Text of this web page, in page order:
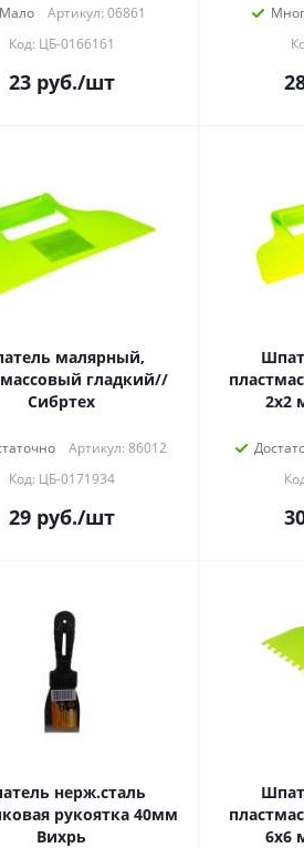
Мало
Артикул: 06861
Код: ЦБ-0166161
23руб./шт
малярный,
гладкий//
Сибртех
Артикул: 86012
Код: ЦБ-0171934
29руб./шт
2х2
нерж.cталь
рукоятка 40мм
Вихрь
6х6